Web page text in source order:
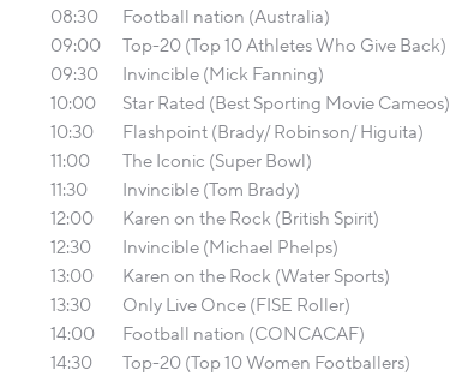
08:30
Football nation (Australia)
09:00
Top-20 (Top 10 Athletes Who Give Back)
09:30
Invincible (Mick Fanning)
10:00
Star Rated (Best Sporting Movie Cameos)
10:30
Flashpoint (Brady/ Robinson/ Higuita)
11:00
The Iconic (Super Bowl)
11:30
Invincible (Tom Brady)
12:00
Karen on the Rock (British Spirit)
12:30
Invincible (Michael Phelps)
13:00
Karen on the Rock (Water Sports)
13:30
Only Live Once (FISE Roller)
14:00
Football nation (CONCACAF)
14:30
Top-20 (Top 10 Women Footballers)